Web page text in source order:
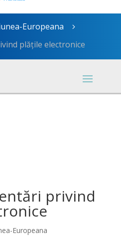
Europeana 5
plățile electronice
privind
Europeana